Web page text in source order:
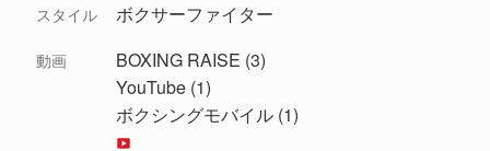
スタイル ボクサーファイター
動画
BOXING RAISE (3)
YouTube (1)
ボクシングモバイル (1)